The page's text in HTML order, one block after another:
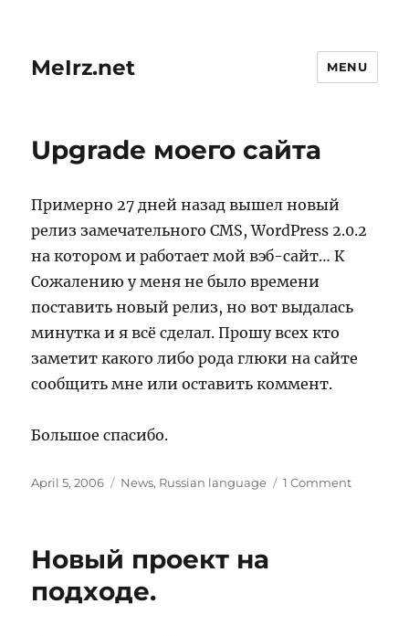
MeIrz.net MENU
Upgrade моего сайта
Примерно 27 дней назад вышел новый
релиз замечательного CMS, WordPress 2.0.2
на котором и работает мой вэб-сайт… К
Сожалению у меня не было времени
поставить новый релиз, но вот выдалась
минутка и я всё сделал. Прошу всех кто
заметит какого либо рода глюки на сайте
сообщить мне или оставить коммент.
Большое спасибо.
Posted
April 5, 2006 Categories
News, Russian language 1 Commenton
Новый проект на
подходе.